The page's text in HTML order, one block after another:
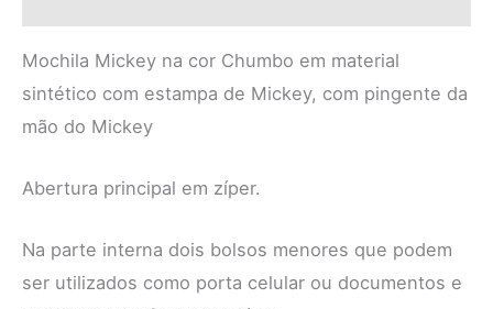
Mochila Mickey na cor Chumbo em material
sintético com estampa de Mickey, com pingente da
mão do Mickey
Abertura principal em zíper.
Na parte interna dois bolsos menores que podem
ser utilizados como porta celular ou documentos e